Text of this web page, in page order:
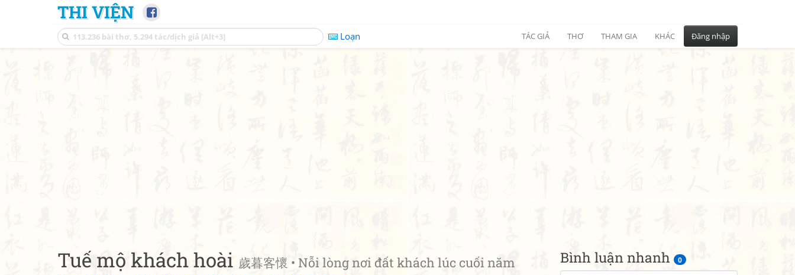
THI VIỆN
Loạn TÁC GIẢ THƠ THAM GIA KHÁC Đăng nhập
Bình luận nhanh 0
Tuế mộ khách hoài 歲暮客懷 • Nỗi lòng nơi đất khách lúc cuối năm